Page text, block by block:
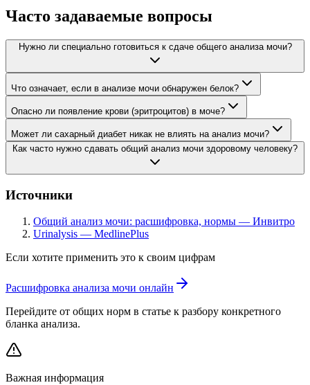
Часто задаваемые вопросы
Нужно ли специально готовиться к сдаче общего анализа мочи?
Что означает, если в анализе мочи обнаружен белок?
Опасно ли появление крови (эритроцитов) в моче?
Может ли сахарный диабет никак не влиять на анализ мочи?
Как часто нужно сдавать общий анализ мочи здоровому человеку?
Источники
Общий анализ мочи: расшифровка, нормы — Инвитро
Urinalysis — MedlinePlus
Если хотите применить это к своим цифрам
Расшифровка анализа мочи онлайн
Перейдите от общих норм в статье к разбору конкретного
бланка анализа.
Важная информация